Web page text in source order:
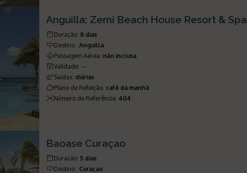
Anguilla: Zemi Beach House Resort & Spa
Duração: 8 dias
Destino : Anguilla
Passagem Aérea: não inclusa
Validade: --
Saídas: diárias
Plano de Refeição: café da manhã
Número de Referência: 404
Baoase Curaçao
Duração: 5 dias
Destino : Curaçao